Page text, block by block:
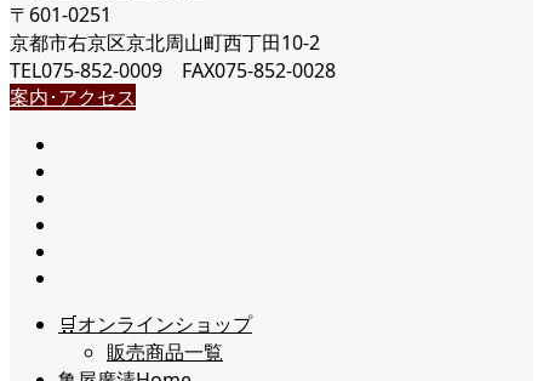
〒601-0251
京都市右京区京北周山町西丁田10-2
TEL075-852-0009 FAX075-852-0028
案内･アクセス
🛒オンラインショップ
販売商品一覧